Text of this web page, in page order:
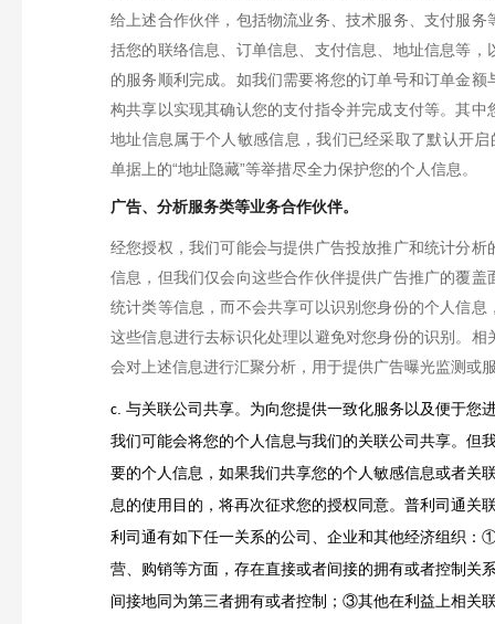
给上述合作伙伴，包括物流业务、技术服务、支付服务
括您的联络信息、订单信息、支付信息、地址信息等，
的服务顺利完成。如我们需要将您的订单号和订单金额
构共享以实现其确认您的支付指令并完成支付等。其中
地址信息属于个人敏感信息，我们已经采取了默认开启
单据上的“地址隐藏”等举措尽全力保护您的个人信息。
广告、分析服务类等业务合作伙伴。
经您授权，我们可能会与提供广告投放推广和统计分析
信息，但我们仅会向这些合作伙伴提供广告推广的覆盖
统计类等信息，而不会共享可以识别您身份的个人信息
这些信息进行去标识化处理以避免对您身份的识别。相
会对上述信息进行汇聚分析，用于提供广告曝光监测或
c 与关联公司共享。为向您提供一致化服务以及便于您
我们可能会将您的个人信息与我们的关联公司共享。但
要的个人信息，如果我们共享您的个人敏感信息或者关
息的使用目的，将再次征求您的授权同意。 普利司通关
利司通有如下任一关系的公司、企业和其他经济组织：
营、购销等方面，存在直接或者间接的拥有或者控制关
间接地同为第三者拥有或者控制；③其他在利益上相关